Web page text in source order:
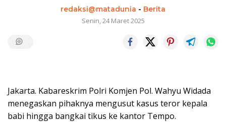
redaksi@matadunia - Berita
Senin, 24 Maret 2025
Jakarta. Kabareskrim Polri Komjen Pol. Wahyu Widada
menegaskan pihaknya mengusut kasus teror kepala
babi hingga bangkai tikus ke kantor Tempo.